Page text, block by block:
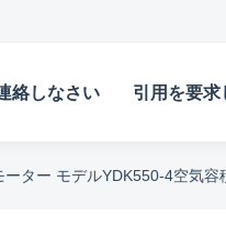
絡しなさい 引用を要求
ター モデルYDK550-4空気